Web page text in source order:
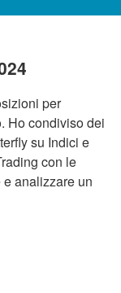
per
Ho condiviso dei
su Indici e
con le
analizzare un